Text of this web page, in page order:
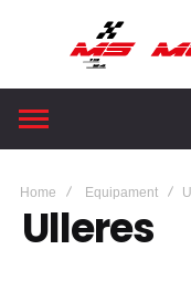
Home Equipament
Ulleres